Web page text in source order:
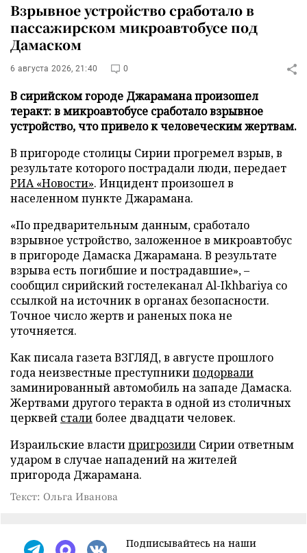
Взрывное устройство сработало в
пассажирском микроавтобусе под
Дамаском
6 августа 2026, 21:40 0
В сирийском городе Джарамана произошел
теракт: в микроавтобусе сработало взрывное
устройство, что привело к человеческим жертвам.
В пригороде столицы Сирии прогремел взрыв, в
результате которого пострадали люди, передает
РИА «Новости». Инцидент произошел в
населенном пункте Джарамана.
«По предварительным данным, сработало
взрывное устройство, заложенное в микроавтобус
в пригороде Дамаска Джарамана. В результате
взрыва есть погибшие и пострадавшие», –
сообщил сирийский гостелеканал Al-Ikhbariya со
ссылкой на источник в органах безопасности.
Точное число жертв и раненых пока не
уточняется.
Как писала газета ВЗГЛЯД, в августе прошлого
года неизвестные преступникиподорвали
заминированный автомобиль на западе Дамаска.
Жертвами другого теракта в одной из столичных
церквей стали более двадцати человек.
Израильские властипригрозили Сирии ответным
ударом в случае нападений на жителей
пригорода Джарамана.
Текст: Ольга Иванова
Подписывайтесь на наши